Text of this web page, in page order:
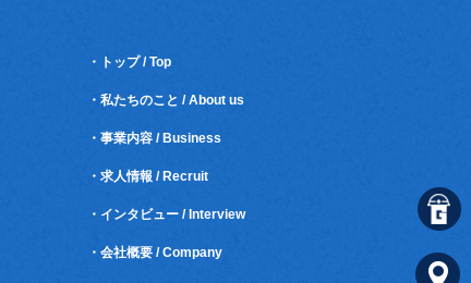
・トップ / Top
・私たちのこと / About us
・事業内容 / Business
・求人情報 / Recruit
・インタビュー / Interview
・会社概要 / Company